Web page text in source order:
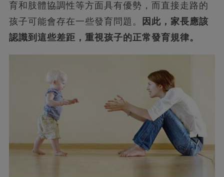
育和肢體協調性等方面具有優勢，而直接走路的
孩子可能會存在一些發育問題。
因此，家長應該
認識到這些差距，重視孩子的正常發育規律。